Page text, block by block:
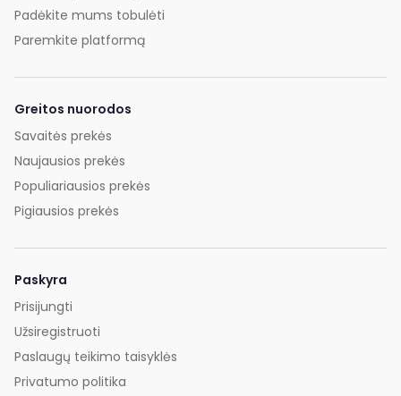
Padėkite mums tobulėti
Paremkite platformą
Greitos nuorodos
Savaitės prekės
Naujausios prekės
Populiariausios prekės
Pigiausios prekės
Paskyra
Prisijungti
Užsiregistruoti
Paslaugų teikimo taisyklės
Privatumo politika